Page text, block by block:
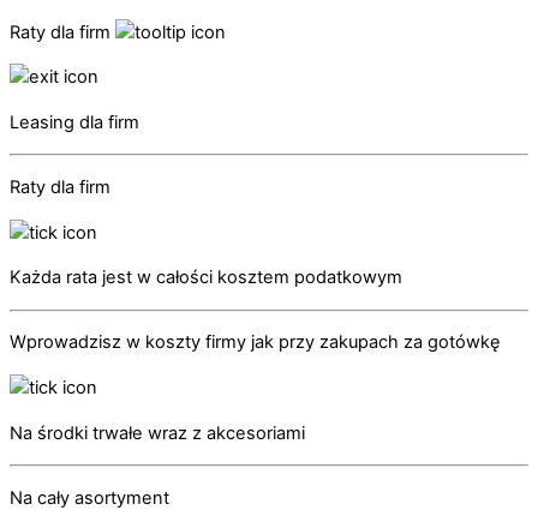
Raty dla firm
Leasing dla firm
Raty dla firm
Każda rata jest w całości kosztem podatkowym
Wprowadzisz w koszty firmy jak przy zakupach za gotówkę
Na środki trwałe wraz z akcesoriami
Na cały asortyment